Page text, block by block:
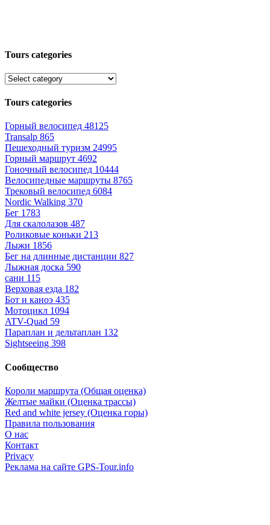
Tours categories
Tours categories
Горный велосипед 48125
Transalp 865
Пешеходный туризм 24995
Горный маршрут 4692
Гоночный велосипед 10444
Велосипедные маршруты 8765
Трековый велосипед 6084
Nordic Walking 370
Бег 1783
Для скалолазов 487
Роликовые коньки 213
Лыжи 1856
Бег на длинные дистанции 827
Лыжная доска 590
сани 115
Верховая езда 182
Бот и каноэ 435
Мотоцикл 1094
ATV-Quad 59
Параплан и дельтаплан 132
Sightseeing 398
Сообщество
Короли маршрута (Общая оценка)
Желтые майки (Оценка трассы)
Red and white jersey (Оценка горы)
Правила пользования
О нас
Контакт
Privacy
Реклама на сайте GPS-Tour.info